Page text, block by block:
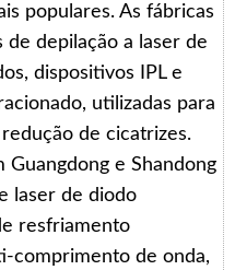
populares. As fábricas
de depilação a laser de
dispositivos IPL e
utilizadas para
de cicatrizes.
Guangdong e Shandong
laser de diodo
resfriamento
comprimento de onda,